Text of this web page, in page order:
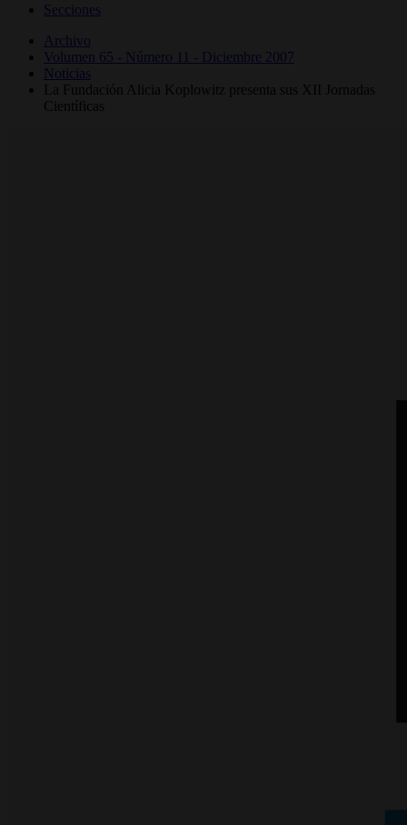
Secciones
Archivo
Volumen 65 - Número 11 - Diciembre 2007
Noticias
La Fundación Alicia Koplowitz presenta sus XII Jornadas
Científicas